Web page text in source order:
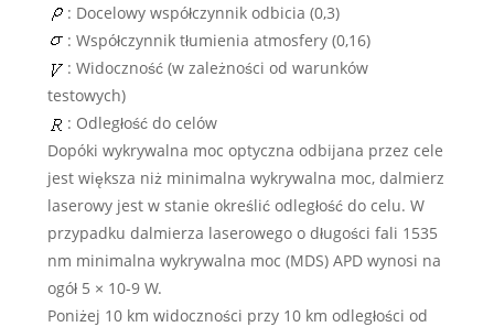
: Docelowy współczynnik odbicia (0,3)
: Współczynnik tłumienia atmosfery (0,16)
: Widoczność (w zależności od warunków
testowych)
: Odległość do celów
Dopóki wykrywalna moc optyczna odbijana przez cele
jest większa niż minimalna wykrywalna moc, dalmierz
laserowy jest w stanie określić odległość do celu. W
przypadku dalmierza laserowego o długości fali 1535
nm minimalna wykrywalna moc (MDS) APD wynosi na
ogół 5 × 10-9 W.
Poniżej 10 km widoczności przy 10 km odległości od